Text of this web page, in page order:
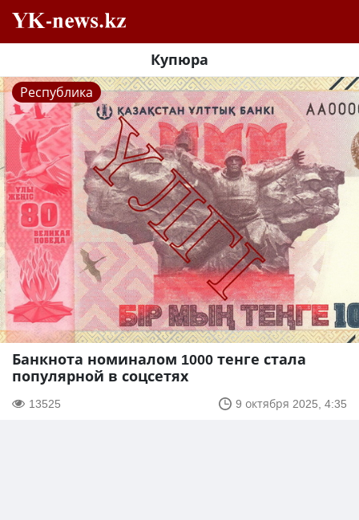
Купюра
Республика
Банкнота номиналом 1000 тенге стала
популярной в соцсетях
13525 9 октября 2025, 4:35